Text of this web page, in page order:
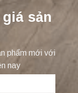
sản
phẩm mới với
nay